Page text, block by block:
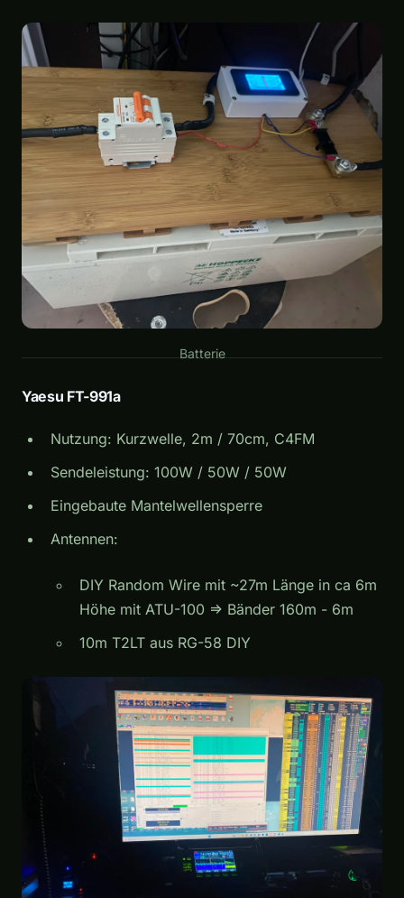
Batterie
Yaesu FT-991a
Nutzung: Kurzwelle, 2m / 70cm, C4FM
Sendeleistung: 100W / 50W / 50W
Eingebaute Mantelwellensperre
Antennen:
DIY Random Wire mit ~27m Länge in ca 6m
Höhe mit ATU-100 => Bänder 160m - 6m
10m T2LT aus RG-58 DIY